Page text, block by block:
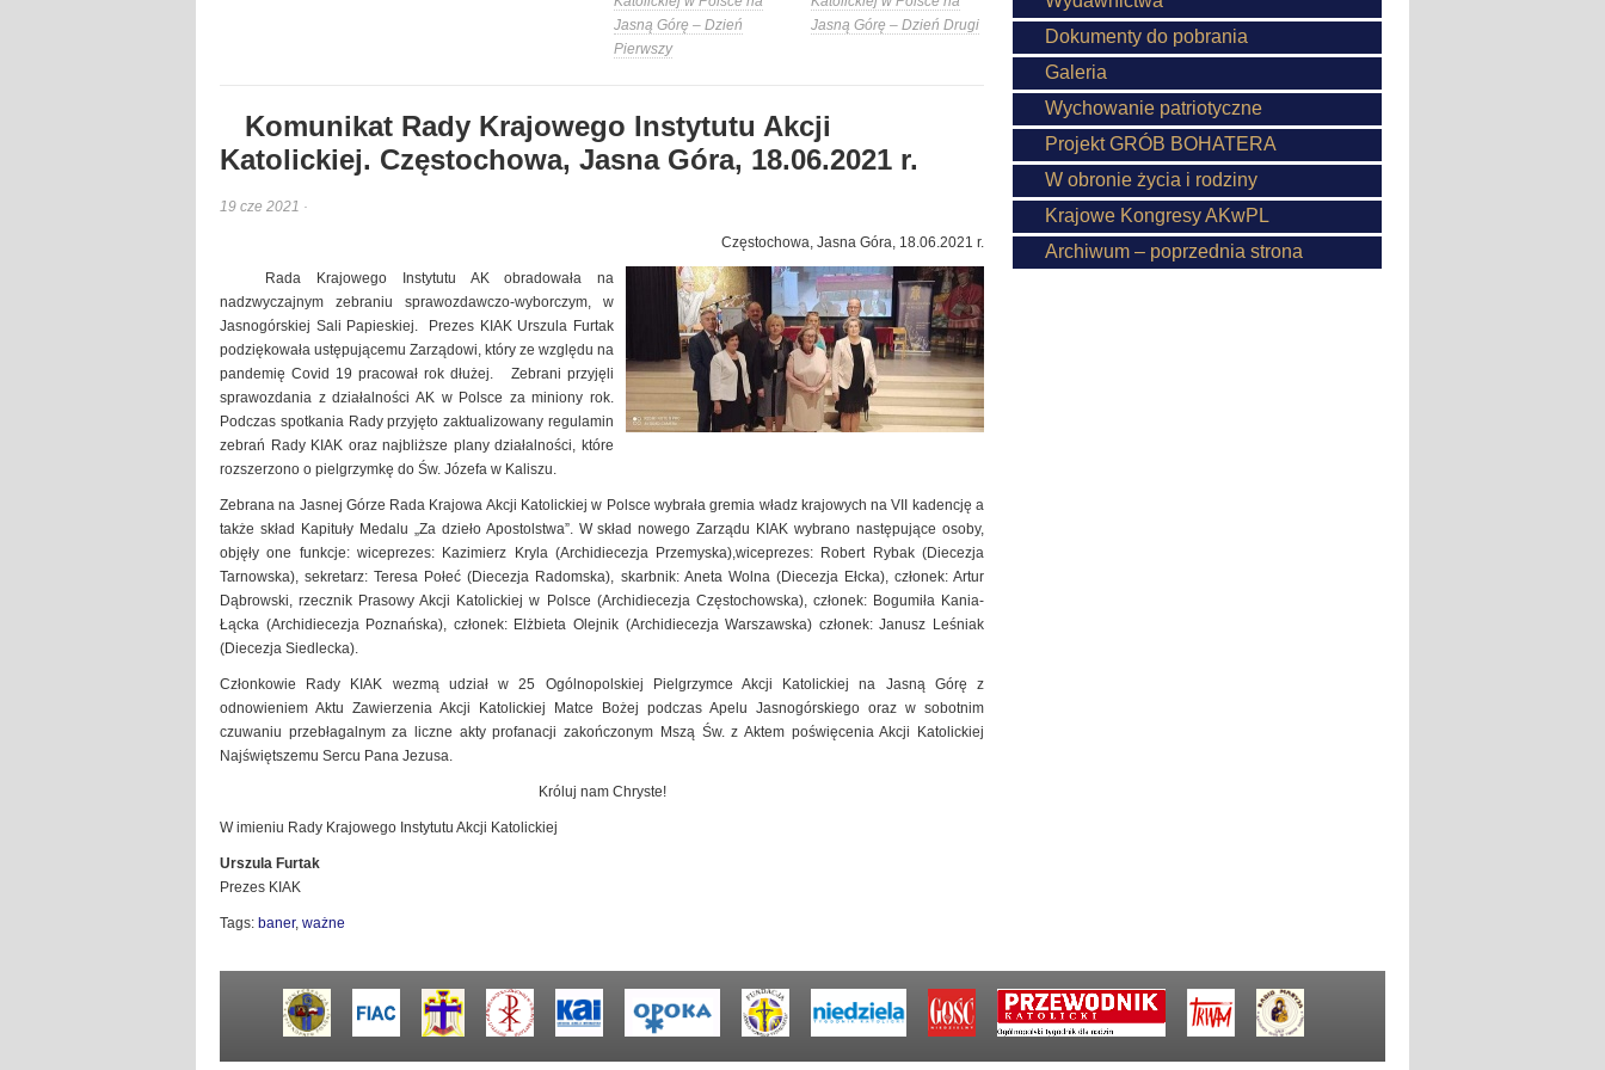
Jasną Górę – Dzień
Pierwszy
Jasną Górę – Dzień Drugi
Komunikat Rady Krajowego Instytutu Akcji
Katolickiej. Częstochowa, Jasna Góra, 18.06.2021 r.
19 cze 2021 ·
Częstochowa, Jasna Góra, 18.06.2021 r.
Rada Krajowego Instytutu AK obradowała na
nadzwyczajnym zebraniu sprawozdawczo-wyborczym, w
Jasnogórskiej Sali Papieskiej. Prezes KIAK Urszula Furtak
podziękowała ustępującemu Zarządowi, który ze względu na
pandemię Covid 19 pracował rok dłużej. Zebrani przyjęli
sprawozdania z działalności AK w Polsce za miniony rok.
Podczas spotkania Rady przyjęto zaktualizowany regulamin
zebrań Rady KIAK oraz najbliższe plany działalności, które
rozszerzono o pielgrzymkę do Św. Józefa w Kaliszu.
Zebrana na Jasnej Górze Rada Krajowa Akcji Katolickiej w Polsce wybrała gremia władz krajowych na VII kadencję a
także skład Kapituły Medalu „Za dzieło Apostolstwa”. W skład nowego Zarządu KIAK wybrano następujące osoby,
objęły one funkcje: wiceprezes: Kazimierz Kryla (Archidiecezja Przemyska),wiceprezes: Robert Rybak (Diecezja
Tarnowska), sekretarz: Teresa Połeć (Diecezja Radomska), skarbnik: Aneta Wolna (Diecezja Ełcka), członek: Artur
Dąbrowski, rzecznik Prasowy Akcji Katolickiej w Polsce (Archidiecezja Częstochowska), członek: Bogumiła Kania-
Łącka (Archidiecezja Poznańska), członek: Elżbieta Olejnik (Archidiecezja Warszawska) członek: Janusz Leśniak
(Diecezja Siedlecka).
Członkowie Rady KIAK wezmą udział w 25 Ogólnopolskiej Pielgrzymce Akcji Katolickiej na Jasną Górę z
odnowieniem Aktu Zawierzenia Akcji Katolickiej Matce Bożej podczas Apelu Jasnogórskiego oraz w sobotnim
czuwaniu przebłagalnym za liczne akty profanacji zakończonym Mszą Św. z Aktem poświęcenia Akcji Katolickiej
Najświętszemu Sercu Pana Jezusa.
Króluj nam Chryste!
W imieniu Rady Krajowego Instytutu Akcji Katolickiej
Urszula Furtak
Prezes KIAK
Tags: baner, ważne
Dokumenty do pobrania
Galeria
Wychowanie patriotyczne
Projekt GRÓB BOHATERA
W obronie życia i rodziny
Krajowe Kongresy AKwPL
Archiwum – poprzednia strona